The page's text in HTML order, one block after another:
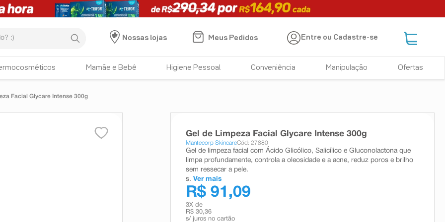
Nossas lojas
Meus Pedidos Entre ou Cadastre-se
Mamãe e Bebê Higiene Pessoal Conveniência Manipulação Ofertas
Facial Glycare Intense 300g
Gel de Limpeza Facial Glycare Intense 300g
Mantecorp SkincareCód: 27880
Gel de limpeza facial com Ácido Glicólico, Salicílico e Gluconolactona que
limpa profundamente, controla a oleosidade e a acne, reduz poros e brilho
sem ressecar a pele.
s. Ver mais
R$ 91,09
3X de
R$ 30,36
s/ juros no cartão